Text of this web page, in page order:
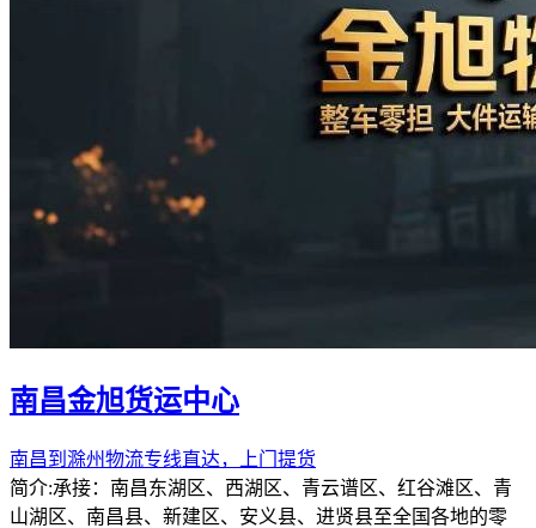
南昌金旭货运中心
南昌到滁州物流专线直达，上门提货
简介:承接：南昌东湖区、西湖区、青云谱区、红谷滩区、青
山湖区、南昌县、新建区、安义县、进贤县至全国各地的零